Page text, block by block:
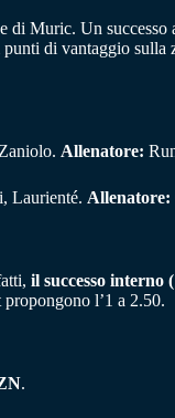
Muric. Un
di vantaggio sulla
Allenatore:
Laurienté. Allenatore:
il successo interno
l’1 a 2.50.
.